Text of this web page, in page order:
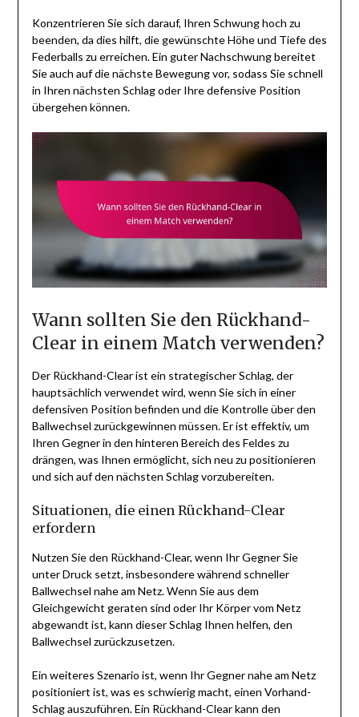
Konzentrieren Sie sich darauf, Ihren Schwung hoch zu
beenden, da dies hilft, die gewünschte Höhe und Tiefe des
Federballs zu erreichen. Ein guter Nachschwung bereitet
Sie auch auf die nächste Bewegung vor, sodass Sie schnell
in Ihren nächsten Schlag oder Ihre defensive Position
übergehen können.
Wann sollten Sie den Rückhand-
Clear in einem Match verwenden?
Der Rückhand-Clear ist ein strategischer Schlag, der
hauptsächlich verwendet wird, wenn Sie sich in einer
defensiven Position befinden und die Kontrolle über den
Ballwechsel zurückgewinnen müssen. Er ist effektiv, um
Ihren Gegner in den hinteren Bereich des Feldes zu
drängen, was Ihnen ermöglicht, sich neu zu positionieren
und sich auf den nächsten Schlag vorzubereiten.
Situationen, die einen Rückhand-Clear
erfordern
Nutzen Sie den Rückhand-Clear, wenn Ihr Gegner Sie
unter Druck setzt, insbesondere während schneller
Ballwechsel nahe am Netz. Wenn Sie aus dem
Gleichgewicht geraten sind oder Ihr Körper vom Netz
abgewandt ist, kann dieser Schlag Ihnen helfen, den
Ballwechsel zurückzusetzen.
Ein weiteres Szenario ist, wenn Ihr Gegner nahe am Netz
positioniert ist, was es schwierig macht, einen Vorhand-
Schlag auszuführen. Ein Rückhand-Clear kann den